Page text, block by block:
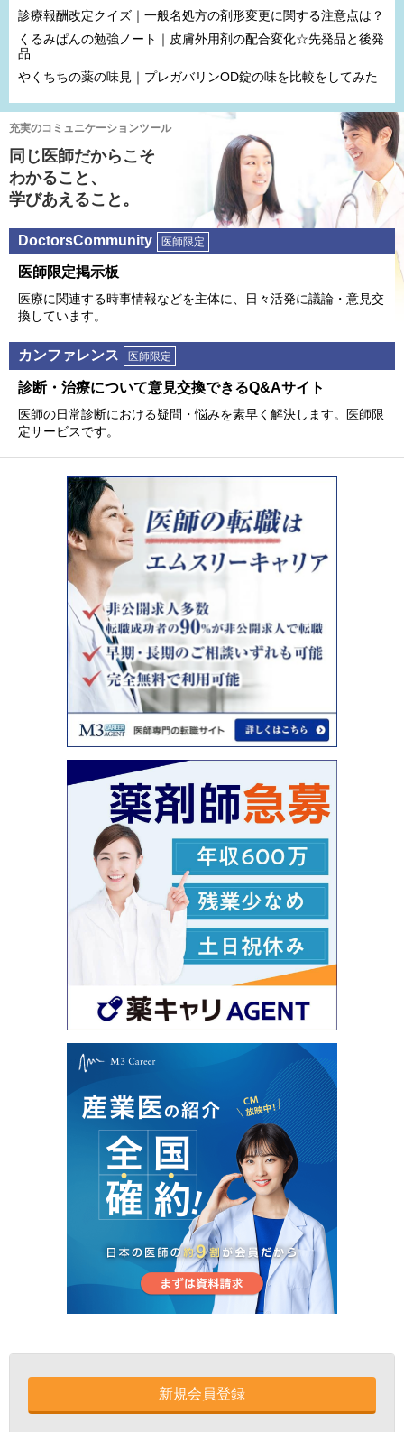
診療報酬改定クイズ｜一般名処方の剤形変更に関する注意点は？
くるみぱんの勉強ノート｜皮膚外用剤の配合変化☆先発品と後発
品
やくちちの薬の味見｜プレガバリンOD錠の味を比較をしてみた
充実のコミュニケーションツール
同じ医師だからこそ
わかること、
学びあえること。
DoctorsCommunity 医師限定
医師限定掲⽰板
医療に関連する時事情報などを主体に、⽇々活発に議論・意⾒交
換しています。
カンファレンス 医師限定
診断・治療について意⾒交換できるQ&Aサイト
医師の⽇常診断における疑問・悩みを素早く解決します。医師限
定サービスです。
新規会員登録